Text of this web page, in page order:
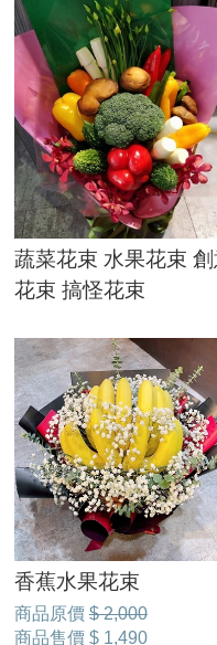
蔬菜花束 水果花束 創
花束 搞怪花束
香蕉水果花束
商品原價 $ 2,000
商品售價 $ 1,490